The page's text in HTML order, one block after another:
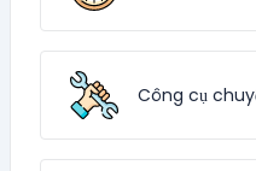
Công cụ